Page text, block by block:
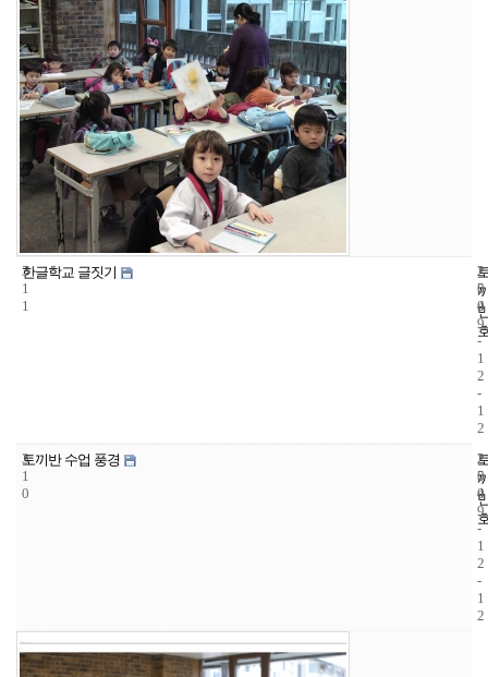
3
1
1
한글학교 글짓기
2
5
4
2
0
0
9
-
1
2
-
1
2
3
1
0
토끼반 수업 풍경
2
5
4
2
0
0
9
-
1
2
-
1
2